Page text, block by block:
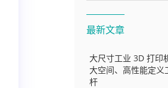
最新文章
大尺寸工业 3D 打印
大空间、高性能定义
杆